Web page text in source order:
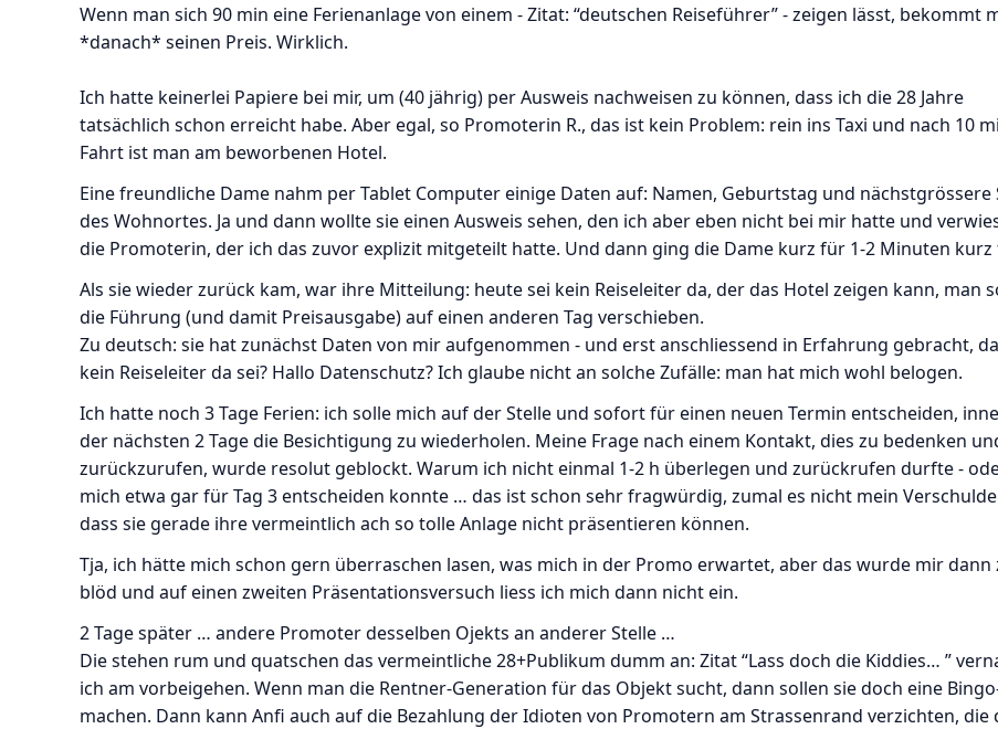
Wenn man sich 90 min eine Ferienanlage von einem - Zitat: “deutschen Reiseführer” - zeigen lässt, bekommt
*danach* seinen Preis. Wirklich.
Ich hatte keinerlei Papiere bei mir, um (40 jährig) per Ausweis nachweisen zu können, dass ich die 28 Jahre
tatsächlich schon erreicht habe. Aber egal, so Promoterin R., das ist kein Problem: rein ins Taxi und nach 10
Fahrt ist man am beworbenen Hotel.
Eine freundliche Dame nahm per Tablet Computer einige Daten auf: Namen, Geburtstag und nächstgrössere
des Wohnortes. Ja und dann wollte sie einen Ausweis sehen, den ich aber eben nicht bei mir hatte und
die Promoterin, der ich das zuvor explizit mitgeteilt hatte. Und dann ging die Dame kurz für 1-2 Minuten
Als sie wieder zurück kam, war ihre Mitteilung: heute sei kein Reiseleiter da, der das Hotel zeigen kann, man
die Führung (und damit Preisausgabe) auf einen anderen Tag verschieben.
Zu deutsch: sie hat zunächst Daten von mir aufgenommen - und erst anschliessend in Erfahrung gebracht,
kein Reiseleiter da sei? Hallo Datenschutz? Ich glaube nicht an solche Zufälle: man hat mich wohl belogen.
Ich hatte noch 3 Tage Ferien: ich solle mich auf der Stelle und sofort für einen neuen Termin entscheiden,
der nächsten 2 Tage die Besichtigung zu wiederholen. Meine Frage nach einem Kontakt, dies zu bedenken
zurückzurufen, wurde resolut geblockt. Warum ich nicht einmal 1-2 h überlegen und zurückrufen durfte -
mich etwa gar für Tag 3 entscheiden konnte … das ist schon sehr fragwürdig, zumal es nicht mein
dass sie gerade ihre vermeintlich ach so tolle Anlage nicht präsentieren können.
Tja, ich hätte mich schon gern überraschen lasen, was mich in der Promo erwartet, aber das wurde mir dann
blöd und auf einen zweiten Präsentationsversuch liess ich mich dann nicht ein.
2 Tage später … andere Promoter desselben Ojekts an anderer Stelle …
Die stehen rum und quatschen das vermeintliche 28+Publikum dumm an: Zitat “Lass doch die Kiddies… ”
ich am vorbeigehen. Wenn man die Rentner-Generation für das Objekt sucht, dann sollen sie doch eine
machen. Dann kann Anfi auch auf die Bezahlung der Idioten von Promotern am Strassenrand verzichten, die